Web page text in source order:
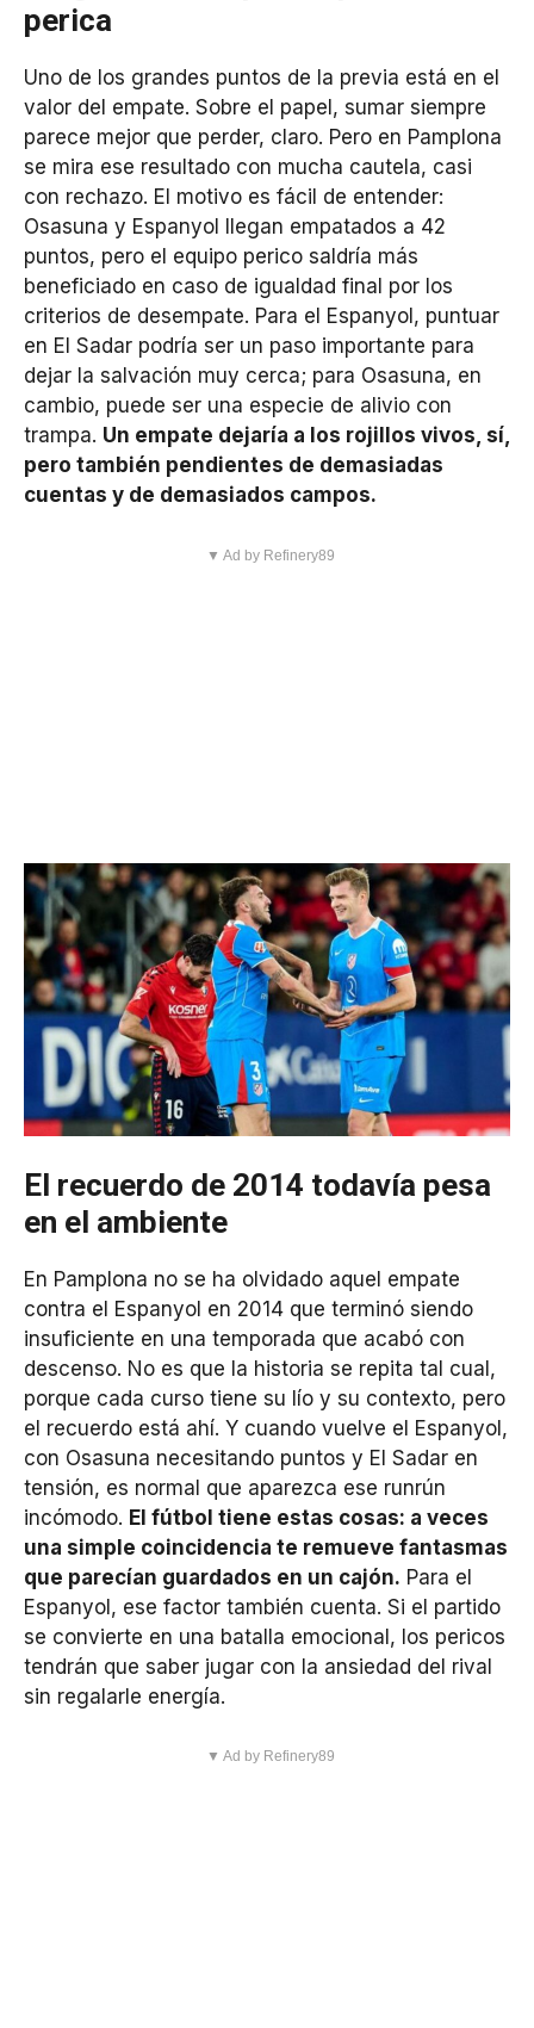
perica
Uno de los grandes puntos de la previa está en el
valor del empate. Sobre el papel, sumar siempre
parece mejor que perder, claro. Pero en Pamplona
se mira ese resultado con mucha cautela, casi
con rechazo. El motivo es fácil de entender:
Osasuna y Espanyol llegan empatados a 42
puntos, pero el equipo perico saldría más
beneficiado en caso de igualdad final por los
criterios de desempate. Para el Espanyol, puntuar
en El Sadar podría ser un paso importante para
dejar la salvación muy cerca; para Osasuna, en
cambio, puede ser una especie de alivio con
trampa. Un empate dejaría a los rojillos vivos, sí,
pero también pendientes de demasiadas
cuentas y de demasiados campos.
▼ Ad by Refinery89
El recuerdo de 2014 todavía pesa
en el ambiente
En Pamplona no se ha olvidado aquel empate
contra el Espanyol en 2014 que terminó siendo
insuficiente en una temporada que acabó con
descenso. No es que la historia se repita tal cual,
porque cada curso tiene su lío y su contexto, pero
el recuerdo está ahí. Y cuando vuelve el Espanyol,
con Osasuna necesitando puntos y El Sadar en
tensión, es normal que aparezca ese runrún
incómodo. El fútbol tiene estas cosas: a veces
una simple coincidencia te remueve fantasmas
que parecían guardados en un cajón. Para el
Espanyol, ese factor también cuenta. Si el partido
se convierte en una batalla emocional, los pericos
tendrán que saber jugar con la ansiedad del rival
sin regalarle energía.
▼ Ad by Refinery89